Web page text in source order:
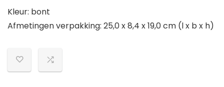
Kleur: bont
Afmetingen verpakking: 25,0 x 8,4 x 19,0 cm (l x b x h)